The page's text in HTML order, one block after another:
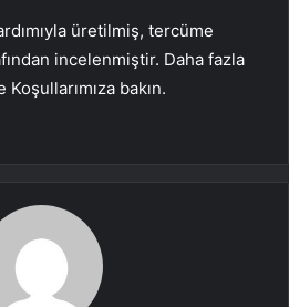
üretilmiş, tercüme
incelenmiştir. Daha fazla
bakın.